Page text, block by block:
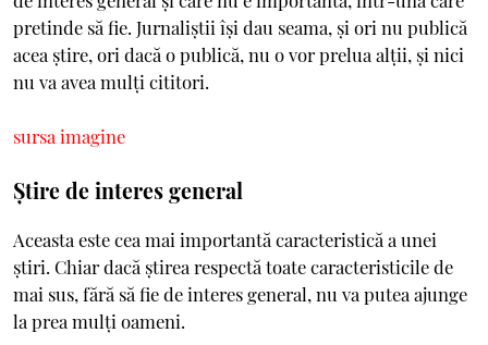
pretinde să fie. Jurnaliștii își dau seama, și ori nu publică
acea știre, ori dacă o publică, nu o vor prelua alții, și nici
nu va avea mulți cititori.
sursa imagine
Știre de interes general
Aceasta este cea mai importantă caracteristică a unei
știri. Chiar dacă știrea respectă toate caracteristicile de
mai sus, fără să fie de interes general, nu va putea ajunge
la prea mulți oameni.